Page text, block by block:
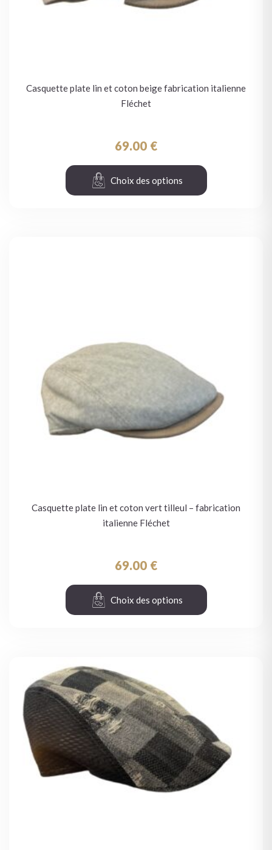
Casquette plate lin et coton beige fabrication italienne
Fléchet
69.00 €
Choix des options
Casquette plate lin et coton vert tilleul – fabrication
italienne Fléchet
69.00 €
Choix des options